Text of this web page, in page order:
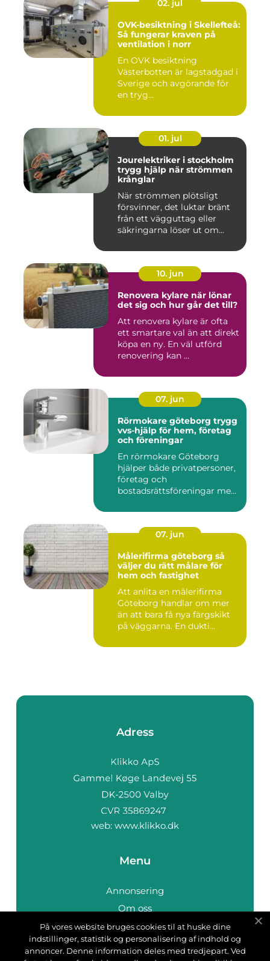
02. jul
OVK-besiktning i Skellefteå:
Så fungerar kraven på
ventilation i norr
En OVK besiktning
Västerbotten är lagstadgad i
Sverige och avgörande för
en tryg...
01. jul
Jourelektriker i stockholm
trygg hjälp när strömmen
krånglar
När strömmen plötsligt
försvinner, det luktar bränt
från ett vägguttag eller
säkringarna löser ut om...
10. jun
Renovera kylare när lönar
det sig och hur går det till?
Att renovera kylare är ofta
ett smartare val än att direkt
köpa en ny. En väl utförd
renovering kan ...
07. jun
Rörmokare göteborg trygg
vvs-hjälp för hem, företag
och föreningar
En rörmokare Göteborg
hjälper både privatpersoner,
företag och
bostadsrättsföreningar med
07. jun
Målerifirma göteborg så
väljer du rätt målare för
hem och fastighet
Att anlita en målerifirma
Göteborg handlar om mer
än att bara få nya färgskikt
på väggarna. En dukti...
Adress
web: www.klikko.dk
Menu
Annonsering
Om oss
Cookies
Kontakta oss
På vores website bruges cookies til at huske dine
indstillinger, statistik og personalisering af indhold og
annoncer. Denne information deles med tredjepart. Ved